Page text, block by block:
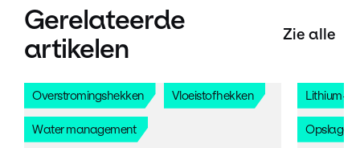
Gerelateerde
artikelen
Zie alle
Overstromingshekken Vloeistofhekken
Water management
Lithium-